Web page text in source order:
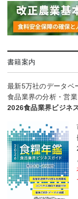
書籍案内
最新5万社のデータベ
食品業界の分析・営
2026食品業界ビジネ